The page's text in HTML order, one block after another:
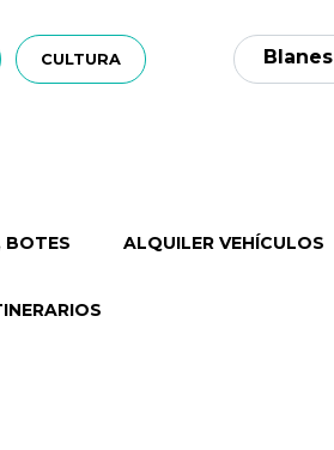
CULTURA Blanes
BOTES ALQUILER VEHÍCULOS